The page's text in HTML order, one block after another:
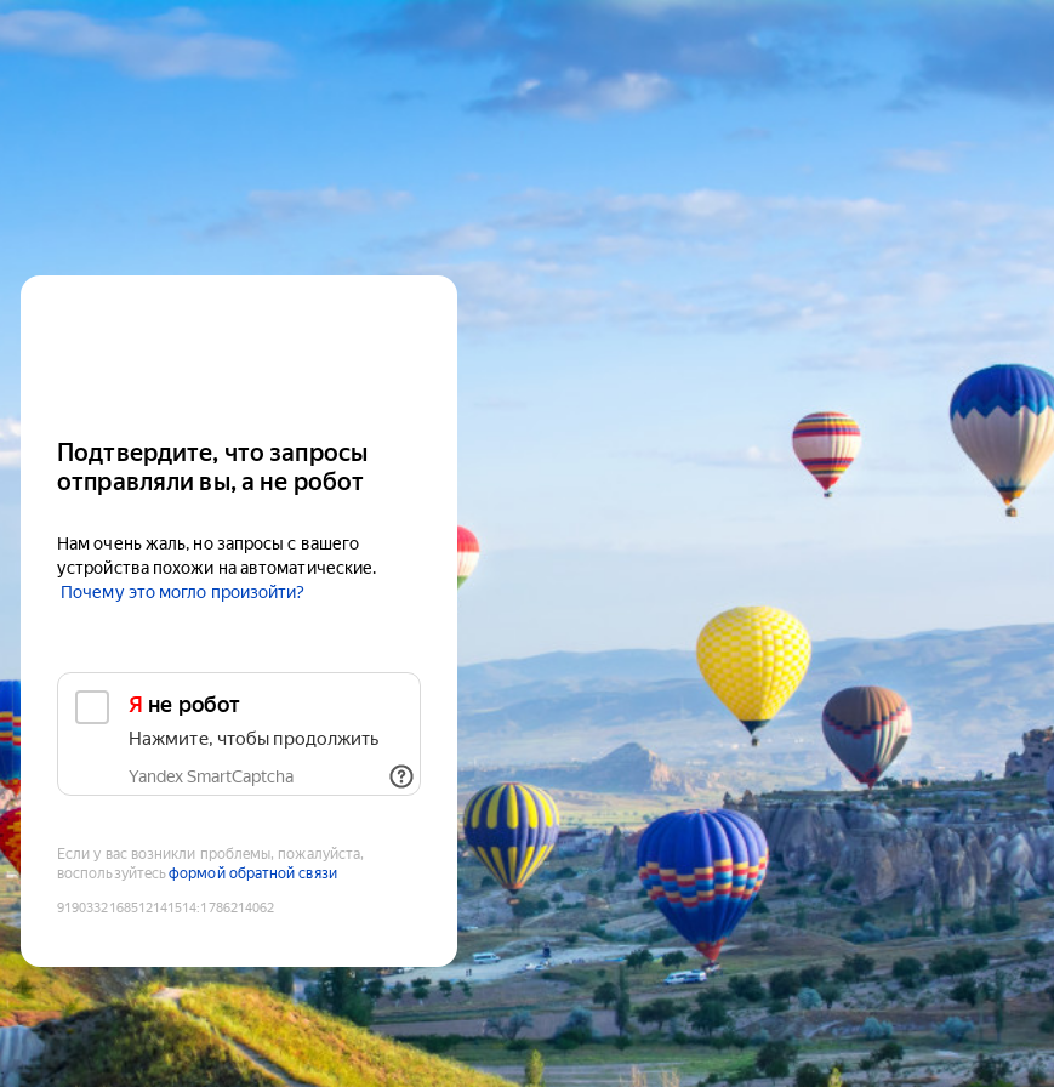
Подтвердите, что запросы
отправляли вы, а не робот
Нам очень жаль, но запросы с вашего
устройства похожи на автоматические.
Почему это могло произойти?
Я не робот
Нажмите, чтобы продолжить
Yandex SmartCaptcha
Если у вас возникли проблемы, пожалуйста,
воспользуйтесьформой обратной связи
9190332168512141514:1786214062